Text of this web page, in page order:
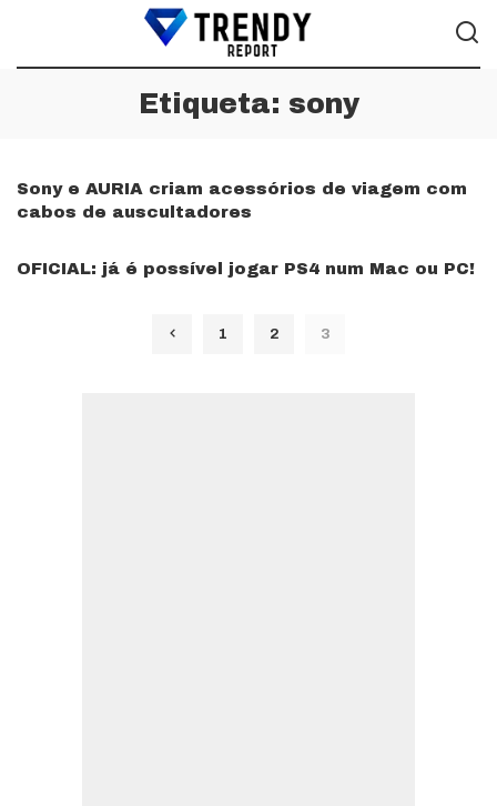
Etiqueta: sony
Sony e AURIA criam acessórios de viagem com
cabos de auscultadores
OFICIAL: já é possível jogar PS4 num Mac ou PC!
1 2 3